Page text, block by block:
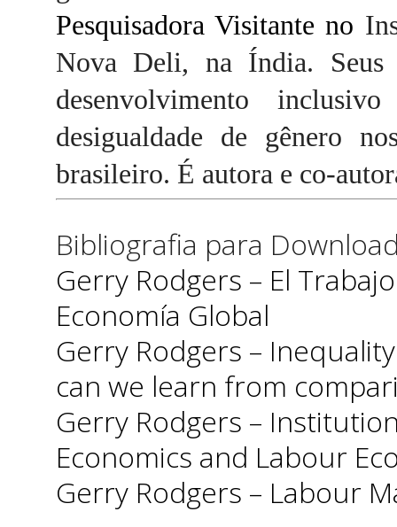
Pesquisadora Visitanteno
Nova Deli, na Índia. Seus
desenvolvimento
desigualdade de gênero
brasileiro. É autora e co-
Bibliografia para
Gerry Rodgers – El
Economía Global
Gerry Rodgers –
can we learn from
Gerry Rodgers –
Economics and Labour
Gerry Rodgers – Labour